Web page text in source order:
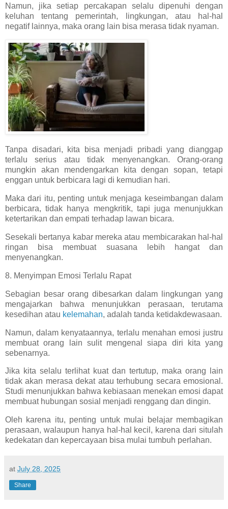
Namun, jika setiap percakapan selalu dipenuhi dengan
keluhan tentang pemerintah, lingkungan, atau hal-hal
negatif lainnya, maka orang lain bisa merasa tidak nyaman.
Tanpa disadari, kita bisa menjadi pribadi yang dianggap
terlalu serius atau tidak menyenangkan. Orang-orang
mungkin akan mendengarkan kita dengan sopan, tetapi
enggan untuk berbicara lagi di kemudian hari.
Maka dari itu, penting untuk menjaga keseimbangan dalam
berbicara, tidak hanya mengkritik, tapi juga menunjukkan
ketertarikan dan empati terhadap lawan bicara.
Sesekali bertanya kabar mereka atau membicarakan hal-hal
ringan bisa membuat suasana lebih hangat dan
menyenangkan.
8. Menyimpan Emosi Terlalu Rapat
Sebagian besar orang dibesarkan dalam lingkungan yang
mengajarkan bahwa menunjukkan perasaan, terutama
kesedihan atau kelemahan, adalah tanda ketidakdewasaan.
Namun, dalam kenyataannya, terlalu menahan emosi justru
membuat orang lain sulit mengenal siapa diri kita yang
sebenarnya.
Jika kita selalu terlihat kuat dan tertutup, maka orang lain
tidak akan merasa dekat atau terhubung secara emosional.
Studi menunjukkan bahwa kebiasaan menekan emosi dapat
membuat hubungan sosial menjadi renggang dan dingin.
Oleh karena itu, penting untuk mulai belajar membagikan
perasaan, walaupun hanya hal-hal kecil, karena dari situlah
kedekatan dan kepercayaan bisa mulai tumbuh perlahan.
at July 28, 2025
Share